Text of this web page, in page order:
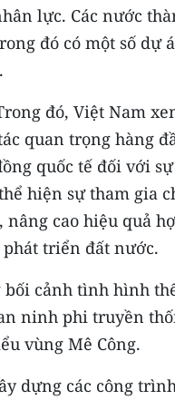
lực. Các nước
đó có một số dự
đó, Việt Nam
quan trọng hàng
quốc tế đối với
hiện sự tham gia
cao hiệu quả
triển đất nước.
bối cảnh tình hình
ninh phi truyền
vùng Mê Công.
dựng các công